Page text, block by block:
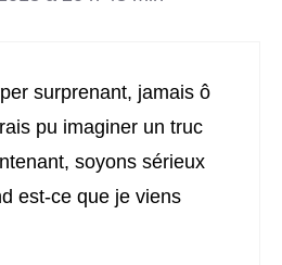
surprenant, jamais ô
pu imaginer un truc
soyons sérieux
est-ce que je viens